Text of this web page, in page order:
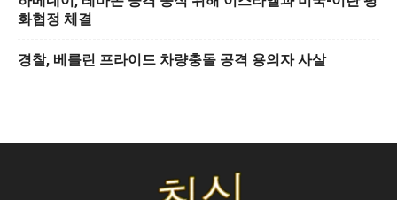
화협정 체결
경찰, 베를린 프라이드 차량충돌 공격 용의자 사살